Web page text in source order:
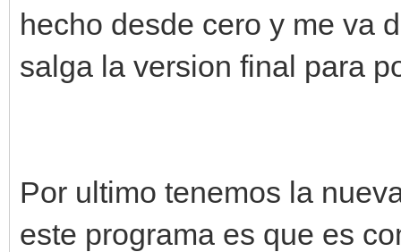
hecho desde cero y me va
salga la version final para
Por ultimo tenemos la
este programa es que es